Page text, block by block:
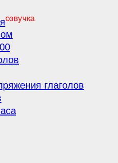
озвучка
глаголов